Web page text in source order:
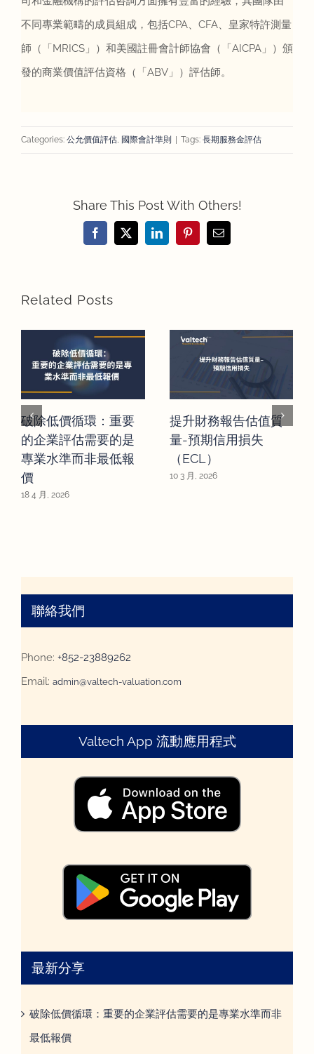
不同專業範疇的成員組成，包括CPA、CFA、皇家特許測量
師（「MRICS」）和美國註冊會計師協會（「AICPA」）頒
發的商業價值評估資格（「ABV」）評估師。
Categories: 公允價值評估, 國際會計準則 | Tags: 長期服務金評估
Share This Post With Others!
Facebook
X LinkedInPinterestEmail
Related Posts
破除低價循環：重要
的企業評估需要的是
專業水準而非最低報
價
18 4 月, 2026
提升財務報告估值質
量-預期信用損失
（ECL）
10 3 月, 2026
聯絡我們
Phone: +852-23889262
Email: admin@valtech-valuation.com
Valtech App 流動應用程式
最新分享
破除低價循環：重要的企業評估需要的是專業水準而非
最低報價